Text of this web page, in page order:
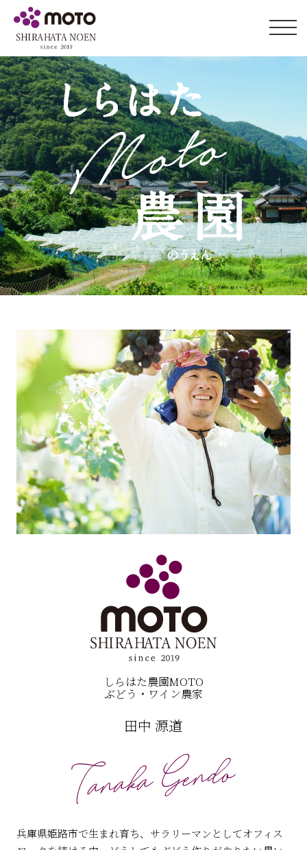
しらはた農園MOTO
ぶどう・ワイン農家
田中 源道
兵庫県姫路市で生まれ育ち、サラリーマンとしてオフィス